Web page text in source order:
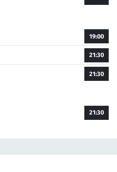
19:00
21:30
21:30
21:30